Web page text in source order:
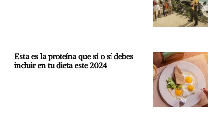
Esta es la proteína que sí o sí debes
incluir en tu dieta este 2024